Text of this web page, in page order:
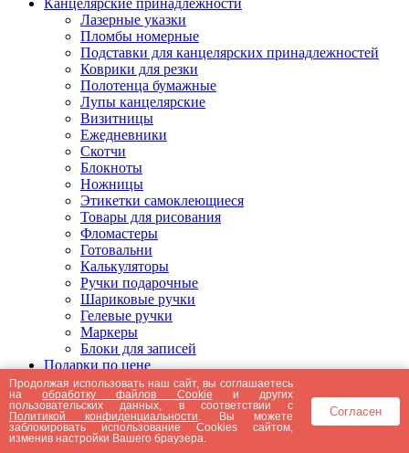
Канцелярские принадлежности
Лазерные указки
Пломбы номерные
Подставки для канцелярских принадлежностей
Коврики для резки
Полотенца бумажные
Лупы канцелярские
Визитницы
Ежедневники
Скотчи
Блокноты
Ножницы
Этикетки самоклеющиеся
Товары для рисования
Фломастеры
Готовальни
Калькуляторы
Ручки подарочные
Шариковые ручки
Гелевые ручки
Маркеры
Блоки для записей
Подарки по цене
Подарки от 5000 рублей
Подарки до 5000 рублей
Подарки до 3000 рублей
Подарки до 2000 рублей
Подарки до 1000 рублей
Продолжая использовать наш сайт, вы соглашаетесь
наобработку файлов Cookie и других
пользовательских данных, в соответствии с
Политикой конфиденциальности . Вы можете
заблокировать использование Cookies сайтом,
изменив настройки Вашего браузера.
Согласен